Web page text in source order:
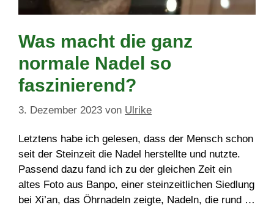
Was macht die ganz
normale Nadel so
faszinierend?
3. Dezember 2023 von Ulrike
Letztens habe ich gelesen, dass der Mensch schon
seit der Steinzeit die Nadel herstellte und nutzte.
Passend dazu fand ich zu der gleichen Zeit ein
altes Foto aus Banpo, einer steinzeitlichen Siedlung
bei Xi’an, das Öhrnadeln zeigte, Nadeln, die rund …